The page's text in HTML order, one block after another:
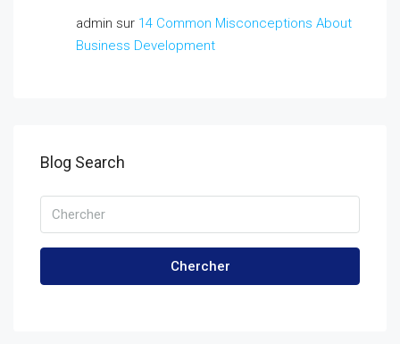
admin sur 14 Common Misconceptions About
Business Development
Blog Search
Chercher